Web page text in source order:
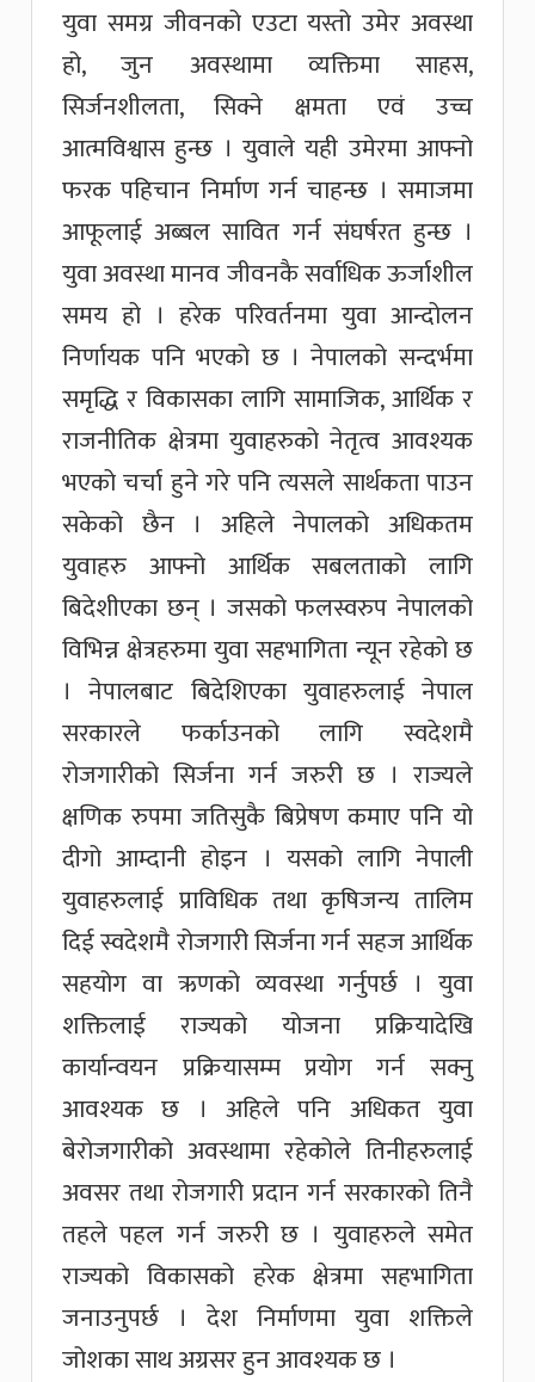
युवा समग्र जीवनको एउटा यस्तो उमेर अवस्था
हो, जुन अवस्थामा व्यक्तिमा साहस,
सिर्जनशीलता, सिक्ने क्षमता एवं उच्च
आत्मविश्वास हुन्छ । युवाले यही उमेरमा आफ्नो
फरक पहिचान निर्माण गर्न चाहन्छ । समाजमा
आफूलाई अब्बल सावित गर्न संघर्षरत हुन्छ ।
युवा अवस्था मानव जीवनकै सर्वाधिक ऊर्जाशील
समय हो । हरेक परिवर्तनमा युवा आन्दोलन
निर्णायक पनि भएको छ । नेपालको सन्दर्भमा
समृद्धि र विकासका लागि सामाजिक, आर्थिक र
राजनीतिक क्षेत्रमा युवाहरुको नेतृत्व आवश्यक
भएको चर्चा हुने गरे पनि त्यसले सार्थकता पाउन
सकेको छैन । अहिले नेपालको अधिकतम
युवाहरु आफ्नो आर्थिक सबलताको लागि
बिदेशीएका छन् । जसको फलस्वरुप नेपालको
विभिन्न क्षेत्रहरुमा युवा सहभागिता न्यून रहेको छ
। नेपालबाट बिदेशिएका युवाहरुलाई नेपाल
सरकारले फर्काउनको लागि स्वदेशमै
रोजगारीको सिर्जना गर्न जरुरी छ । राज्यले
क्षणिक रुपमा जतिसुकै बिप्रेषण कमाए पनि यो
दीगो आम्दानी होइन । यसको लागि नेपाली
युवाहरुलाई प्राविधिक तथा कृषिजन्य तालिम
दिई स्वदेशमै रोजगारी सिर्जना गर्न सहज आर्थिक
सहयोग वा ऋणको व्यवस्था गर्नुपर्छ । युवा
शक्तिलाई राज्यको योजना प्रक्रियादेखि
कार्यान्वयन प्रक्रियासम्म प्रयोग गर्न सक्नु
आवश्यक छ । अहिले पनि अधिकत युवा
बेरोजगारीको अवस्थामा रहेकोले तिनीहरुलाई
अवसर तथा रोजगारी प्रदान गर्न सरकारको तिनै
तहले पहल गर्न जरुरी छ । युवाहरुले समेत
राज्यको विकासको हरेक क्षेत्रमा सहभागिता
जनाउनुपर्छ । देश निर्माणमा युवा शक्तिले
जोशका साथ अग्रसर हुन आवश्यक छ ।